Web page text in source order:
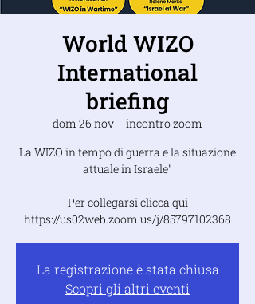
World WIZO
International
briefing
dom 26 nov
  |
incontro zoom
La WIZO in tempo di guerra e la situazione
attuale in Israele"
Per collegarsi clicca qui
https://us02web.zoom.us/j/85797102368
La registrazione è stata chiusa
Scopri gli altri eventi